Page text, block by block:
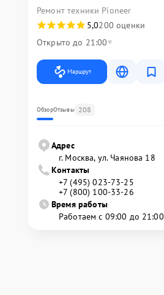
Ремонт техники Pioneer
5,0200 оценки
Открыто до 21:00
Маршрут
ОбзорОтзывы 208
Адрес
г. Москва, ул. Чаянова 18
Контакты
+7 (495) 023-73-25
+7 (800) 100-33-26
Время работы
Работаем с 09:00 до 21:00